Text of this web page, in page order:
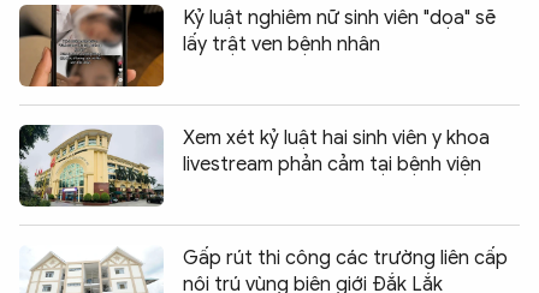
Kỷ luật nghiêm nữ sinh viên "dọa" sẽ
lấy trật ven bệnh nhân
Xem xét kỷ luật hai sinh viên y khoa
livestream phản cảm tại bệnh viện
Gấp rút thi công các trường liên cấp
nội trú vùng biên giới Đắk Lắk